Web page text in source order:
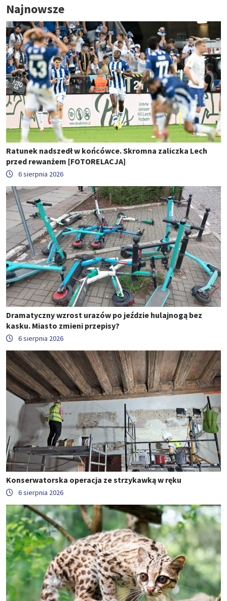
Najnowsze
Ratunek nadszedł w końcówce. Skromna zaliczka Lech
przed rewanżem [FOTORELACJA]
6 sierpnia 2026
Dramatyczny wzrost urazów po jeździe hulajnogą bez
kasku. Miasto zmieni przepisy?
6 sierpnia 2026
Konserwatorska operacja ze strzykawką w ręku
6 sierpnia 2026